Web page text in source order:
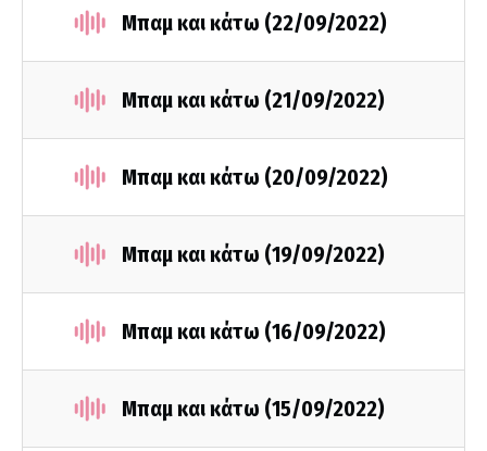
Μπαμ και κάτω (22/09/2022)
Μπαμ και κάτω (21/09/2022)
Μπαμ και κάτω (20/09/2022)
Μπαμ και κάτω (19/09/2022)
Μπαμ και κάτω (16/09/2022)
Μπαμ και κάτω (15/09/2022)